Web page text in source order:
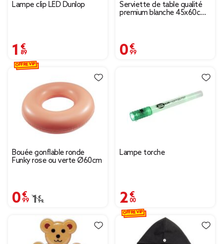
Lampe clip LED Dunlop
1,89 €
Serviette de table qualité
premium blanche 45x60cm
0,99 €
Bouée gonflable ronde
Funky rose ou verte Ø60cm
0,99 €
Prix remisé de 1,99 € à 0,99 €
1,99 €
OFFRE VIP
Lampe torche
2,00 €
OFFRE VIP